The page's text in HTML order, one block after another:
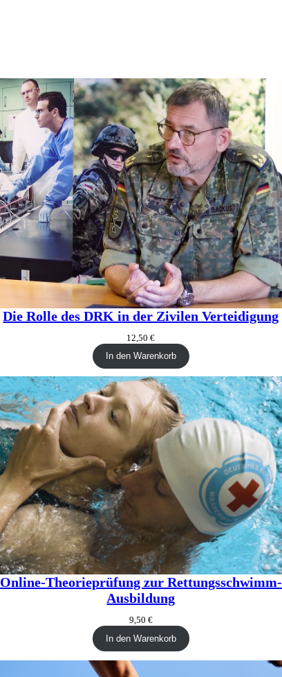
Die Rolle des DRK in der Zivilen Verteidigung
12,50€
In den Warenkorb
Online-Theorieprüfung zur Rettungsschwimm-
Ausbildung
9,50 €
In den Warenkorb